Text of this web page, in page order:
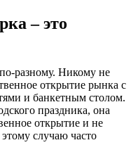
– это
разному. Никому не
открытие рынка с
и банкетным столом.
праздника, она
открытие и не
случаю часто